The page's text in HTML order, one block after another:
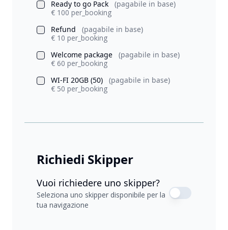
Ready to go Pack
(pagabile in base)
€ 100 per_booking
Refund
(pagabile in base)
€ 10 per_booking
Welcome package
(pagabile in base)
€ 60 per_booking
WI-FI 20GB (50)
(pagabile in base)
€ 50 per_booking
Richiedi Skipper
Vuoi richiedere uno skipper?
Seleziona uno skipper disponibile per la
tua navigazione